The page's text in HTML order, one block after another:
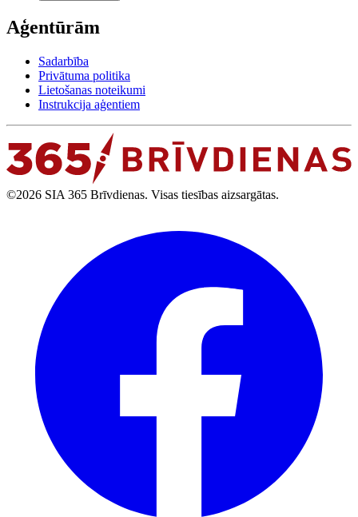
Aģentūrām
Sadarbība
Privātuma politika
Lietošanas noteikumi
Instrukcija aģentiem
©2026 SIA 365 Brīvdienas. Visas tiesības aizsargātas.